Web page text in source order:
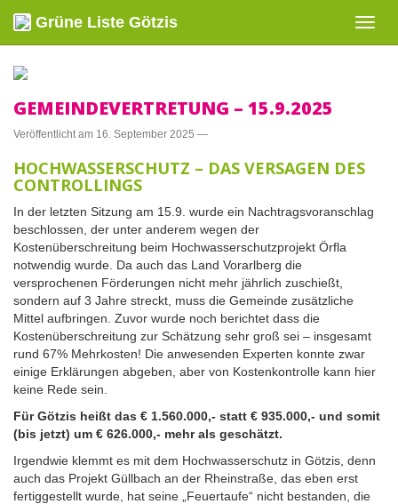
ein-/
Grüne Liste Götzis
GEMEINDEVERTRETUNG – 15.9.2025
Veröffentlicht am 16. September 2025 —
HOCHWASSERSCHUTZ – DAS VERSAGEN DES
CONTROLLINGS
In der letzten Sitzung am 15.9. wurde ein Nachtragsvoranschlag
beschlossen, der unter anderem wegen der
Kostenüberschreitung beim Hochwasserschutzprojekt Örfla
notwendig wurde. Da auch das Land Vorarlberg die
versprochenen Förderungen nicht mehr jährlich zuschießt,
sondern auf 3 Jahre streckt, muss die Gemeinde zusätzliche
Mittel aufbringen. Zuvor wurde noch berichtet dass die
Kostenüberschreitung zur Schätzung sehr groß sei – insgesamt
rund 67% Mehrkosten! Die anwesenden Experten konnte zwar
einige Erklärungen abgeben, aber von Kostenkontrolle kann hier
keine Rede sein.
Für Götzis heißt das € 1.560.000,- statt € 935.000,- und somit
(bis jetzt) um € 626.000,- mehr als geschätzt.
Irgendwie klemmt es mit dem Hochwasserschutz in Götzis, denn
auch das Projekt Güllbach an der Rheinstraße, das eben erst
fertiggestellt wurde, hat seine „Feuertaufe“ nicht bestanden, die